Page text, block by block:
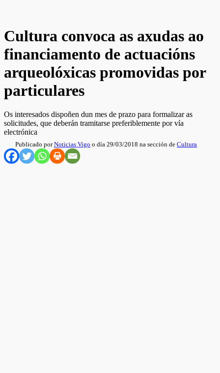
Cultura convoca as axudas ao
financiamento de actuacións
arqueolóxicas promovidas por
particulares
Os interesados dispoñen dun mes de prazo para formalizar as
solicitudes, que deberán tramitarse preferiblemente por vía
electrónica
Publicado porNoticias Vigo o día 29/03/2018 na sección de Cultura